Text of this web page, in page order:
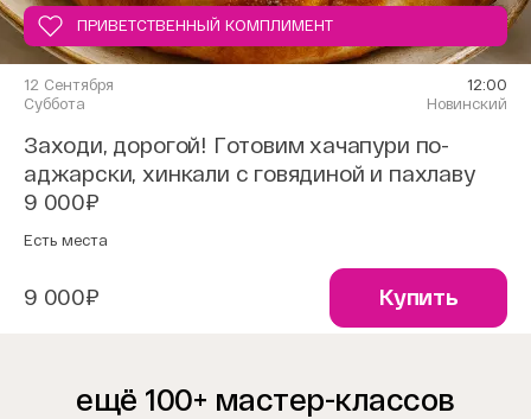
ПРИВЕТСТВЕННЫЙ КОМПЛИМЕНТ
12 Сентября
Суббота
12:00
Новинский
Заходи, дорогой! Готовим хачапури по-
аджарски, хинкали с говядиной и пахлаву
9 000₽
Есть места
9 000₽ Купить
ещё 100+ мастер-классов